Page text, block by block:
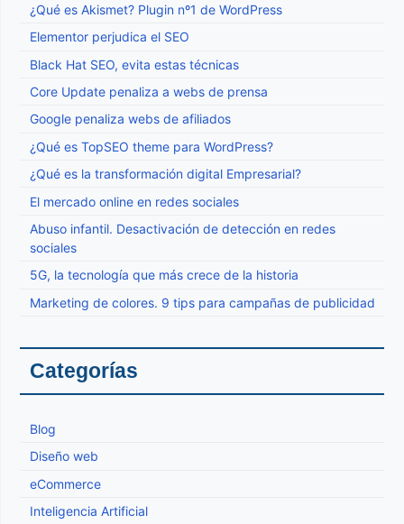
¿Qué es Akismet? Plugin nº1 de WordPress
Elementor perjudica el SEO
Black Hat SEO, evita estas técnicas
Core Update penaliza a webs de prensa
Google penaliza webs de afiliados
¿Qué es TopSEO theme para WordPress?
¿Qué es la transformación digital Empresarial?
El mercado online en redes sociales
Abuso infantil. Desactivación de detección en redes
sociales
5G, la tecnología que más crece de la historia
Marketing de colores. 9 tips para campañas de publicidad
Categorías
Blog
Diseño web
eCommerce
Inteligencia Artificial